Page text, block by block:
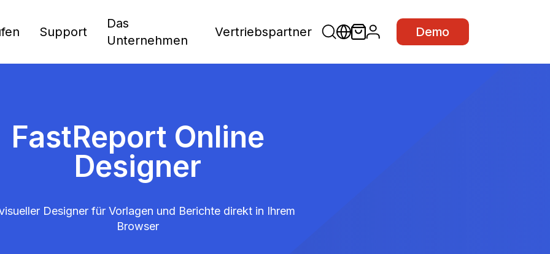
Support
Das
Unternehmen
Vertriebspartner Demo
FastReport Online
Designer
Designer für Vorlagen und Berichte direkt in Ihrem
Browser